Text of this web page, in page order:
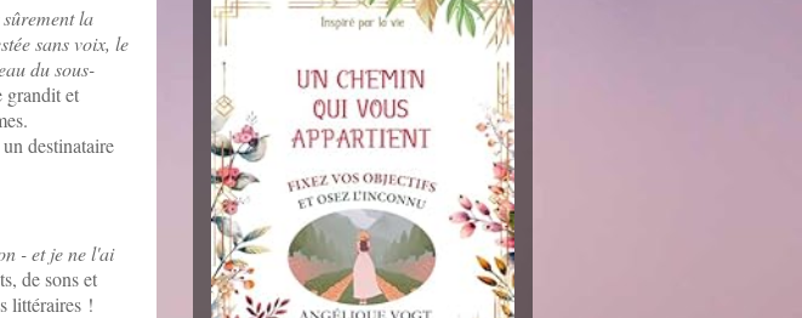
la
sans voix, le
du sous-
grandit et
destinataire
- et je ne l'ai
de sons et
littéraires !